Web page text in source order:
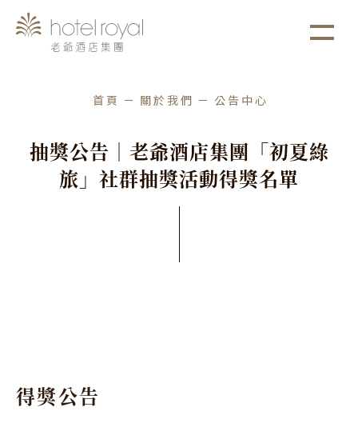
首頁 關於我們 公告中心
抽獎公告 ｜ 老爺酒店集團 「初夏綠
旅 」 社群抽獎活動得獎名單
得獎公告